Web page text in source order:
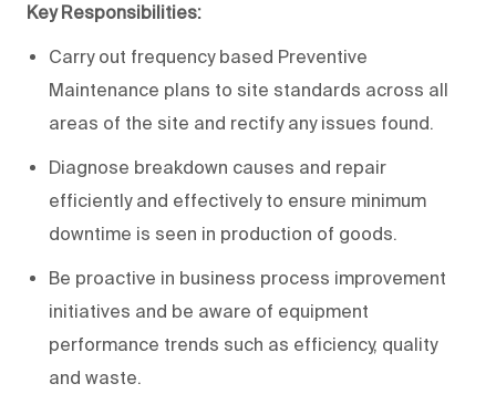
Key Responsibilities:
Carry out frequency based Preventive
Maintenance plans to site standards across all
areas of the site and rectify any issues found.
Diagnose breakdown causes and repair
efficiently and effectively to ensure minimum
downtime is seen in production of goods.
Be proactive in business process improvement
initiatives and be aware of equipment
performance trends such as efficiency, quality
and waste.